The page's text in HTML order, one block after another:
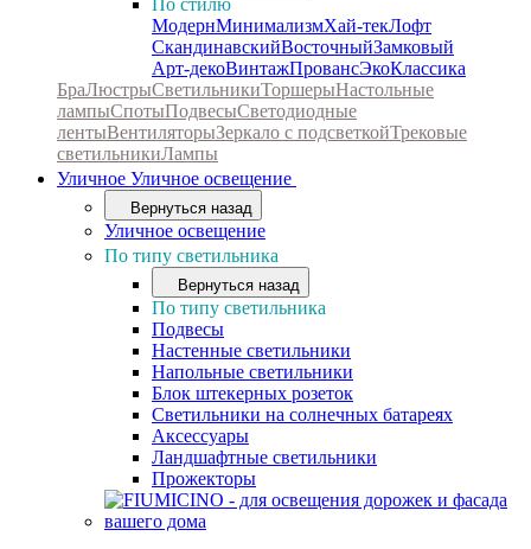
По стилю
МодернМинимализмХай-текЛофт
СкандинавскийВосточныйЗамковый
Арт-декоВинтажПровансЭкоКлассика
БраЛюстрыСветильникиТоршерыНастольные
лампыСпотыПодвесыСветодиодные
лентыВентиляторыЗеркало с подсветкойТрековые
светильникиЛампы
Уличное Уличное освещение
Вернуться назад
Уличное освещение
По типу светильника
Вернуться назад
По типу светильника
Подвесы
Настенные светильники
Напольные светильники
Блок штекерных розеток
Светильники на солнечных батареях
Аксессуары
Ландшафтные светильники
Прожекторы